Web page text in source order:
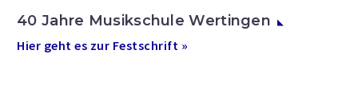
40 Jahre Musikschule Wertingen
Hier geht es zur Festschrift »